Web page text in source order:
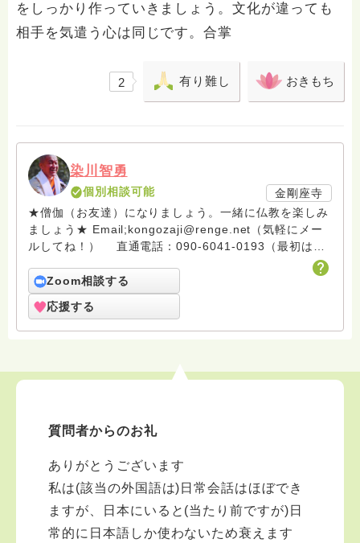
難いですが、直通電話 090-6041-0193 でもお受け
します。なかなか出られないので着信を残してくださ
い。またはSNSでご連絡くだされば折り返し電話しま
す。なお電話での悩み相談は10分と決めておりますので
ご了承願います） ※もし少しでも回答がお力になれまし
たら、その感謝のお気持ちを、ご本尊如意輪観世音菩薩
ちょ銀行100010-67608891 名義コンゴウザジ 百五銀
行多気支店（普）221446 名義シュウ．コンゴウザジ
檀信徒・弟子になって一緒に仏教ライフを楽しみません
か？（檀信徒費志納年1万円） 仏教を人生に活かして楽
しみましょう。合掌
をしっかり作っていきましょう。文化が違っても
相手を気遣う心は同じです。合掌
2 有り難し おきもち
染川智勇
個別相談可能
金剛座寺
★僧伽（お友達）になりましょう。一緒に仏教を楽しみ
ましょう★ Email;kongozaji@renge.net（気軽にメー
ルしてね！） 直通電話：090-6041-0193（最初はシ
金剛座寺は10月23日に襲った台風21号で、大変な被害
を被りました。大規模な斜面の崩落で客殿が倒壊の危機
に陥っています。人生は何が起こるかわかりません。復
興に向けて20年努力してきましたが、またリセットにな
ん。苦難は必ずきます。それを乗り越える心を作ること
り越えていきましょう。仏さまと共にならば、必ずでき
Email;kongozaji@renge.net 在家から天台宗僧侶にな
りました。田舎のお寺だからできる新しいお寺ライフを
勤講師で初歩の手話講義をしています。ＮＰＯ手話技能
検定協会理事の役職を頂いて手話学習の普及に努めてお
Zoom相談する
応援する
質問者からのお礼
ありがとうございます
私は(該当の外国語は)日常会話はほぼでき
ますが、日本にいると(当たり前ですが)日
常的に日本語しか使わないため衰えます